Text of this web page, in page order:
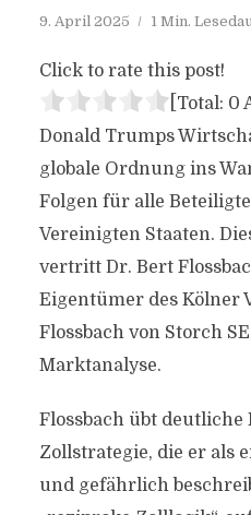
9. April 2025 1 Min.
Click to rate this post!
[Total: 0
Donald Trumps
globale Ordnung ins
Folgen für alle
Vereinigten Staaten.
vertritt Dr. Bert
Eigentümer des Kölner
Flossbach von Storch
Marktanalyse.
Flossbach übt
Zollstrategie, die er als
und gefährlich